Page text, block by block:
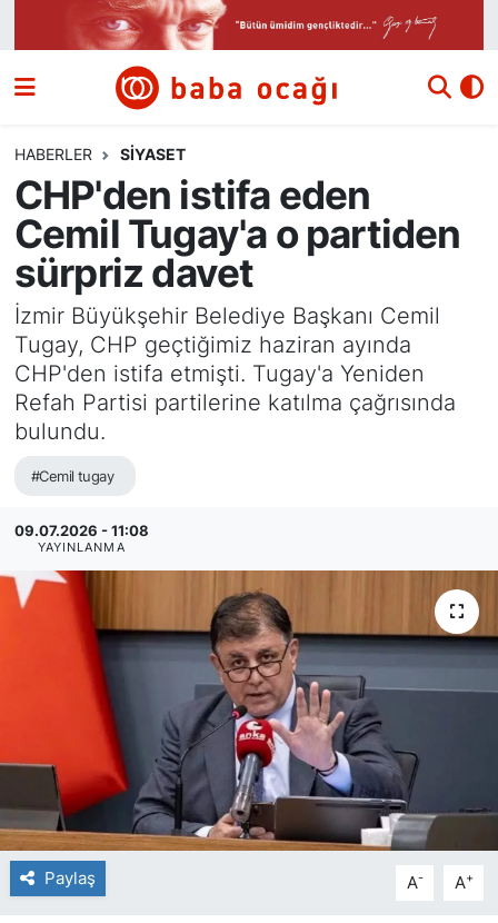
HABERLER SIYASET
CHP'den istifa eden
Cemil Tugay'a o partiden
sürpriz davet
İzmir Büyükşehir Belediye Başkanı Cemil
Tugay, CHP geçtiğimiz haziran ayında
CHP'den istifa etmişti. Tugay'a Yeniden
Refah Partisi partilerine katılma çağrısında
bulundu.
#Cemil tugay
09.07.2026 - 11:08
YAYINLANMA
Paylaş A- A+
Siyaset
Ekonomi
Dünya
Kültür ve Sanat
Eğitim
Bilim ve Teknoloji
Yazı Dizisi
Nöbetçi Eczaneler
Hava Durumu
Namaz Vakitleri
Trafik Durumu
Süper Lig Puan Durumu ve Fikstür
Tüm Manşetler
Son Dakika Haberleri
Haber Arşivi